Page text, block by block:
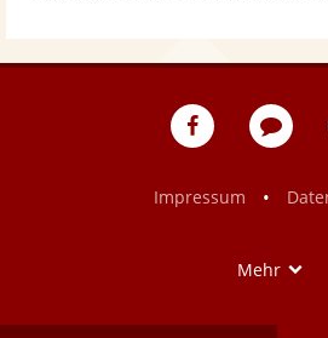
eventpeppers
Blog
Impressum
•
Mehr